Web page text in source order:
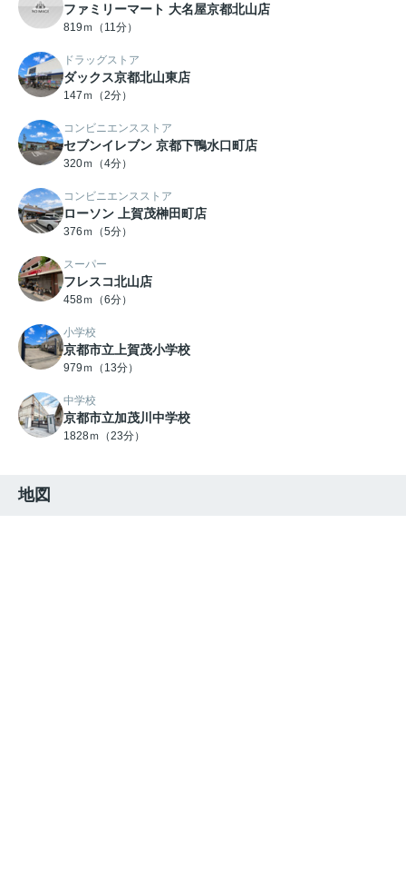
ファミリーマート 大名屋京都北山店
819ｍ（11分）
ドラッグストア
ダックス京都北山東店
147ｍ（2分）
コンビニエンスストア
セブンイレブン 京都下鴨水口町店
320ｍ（4分）
コンビニエンスストア
ローソン 上賀茂榊田町店
376ｍ（5分）
スーパー
フレスコ北山店
458ｍ（6分）
小学校
京都市立上賀茂小学校
979ｍ（13分）
中学校
京都市立加茂川中学校
1828ｍ（23分）
地図